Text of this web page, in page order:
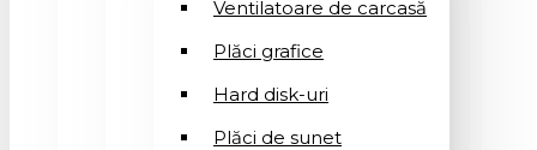
Ventilatoare de carcasă
Plăci grafice
Hard disk-uri
Plăci de sunet